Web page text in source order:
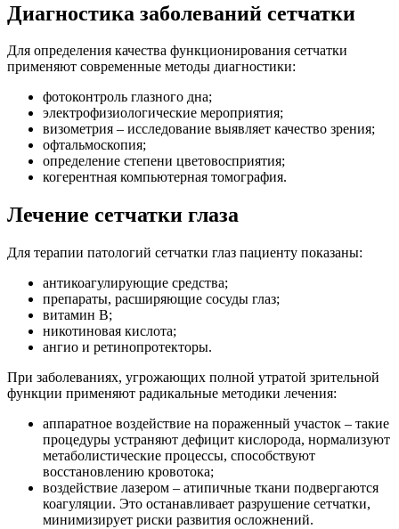
Диагностика заболеваний сетчатки
Для определения качества функционирования сетчатки
применяют современные методы диагностики:
фотоконтроль глазного дна;
электрофизиологические мероприятия;
визометрия – исследование выявляет качество зрения;
офтальмоскопия;
определение степени цветовосприятия;
когерентная компьютерная томография.
Лечение сетчатки глаза
Для терапии патологий сетчатки глаз пациенту показаны:
антикоагулирующие средства;
препараты, расширяющие сосуды глаз;
витамин В;
никотиновая кислота;
ангио и ретинопротекторы.
При заболеваниях, угрожающих полной утратой зрительной
функции применяют радикальные методики лечения:
аппаратное воздействие на пораженный участок – такие
процедуры устраняют дефицит кислорода, нормализуют
метаболистические процессы, способствуют
восстановлению кровотока;
воздействие лазером – атипичные ткани подвергаются
коагуляции. Это останавливает разрушение сетчатки,
минимизирует риски развития осложнений.